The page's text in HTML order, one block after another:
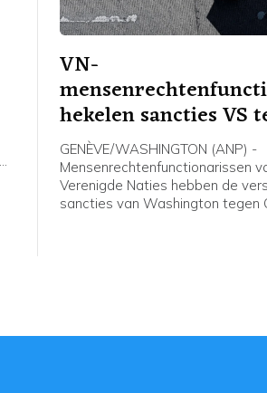
VN-
hekelen sancties VS
Cuba
GENÈVE/WASHINGTON (ANP) -
Mensenrechtenfunctionarissen
Verenigde Naties hebben de
sancties van Washington tegen